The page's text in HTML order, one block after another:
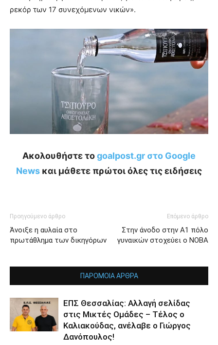
ρεκόρ των 17 συνεχόμενων νικών».
Ακολουθήστε τοgoalpost.gr στο Google
News και μάθετε πρώτοι όλες τις ειδήσεις
Προηγούμενο άρθρο
Άνοιξε η αυλαία στο
πρωτάθλημα των δικηγόρων
Επόμενο άρθρο
Στην άνοδο στην Α1 πόλο
γυναικών στοχεύει ο ΝΟΒΑ
ΠΑΡΟΜΟΙΑ ΑΡΘΡΑ
ΕΠΣ Θεσσαλίας: Αλλαγή σελίδας
στις Μικτές Ομάδες – Τέλος ο
Καλιακούδας, ανέλαβε ο Γιώργος
Δανόπουλος!